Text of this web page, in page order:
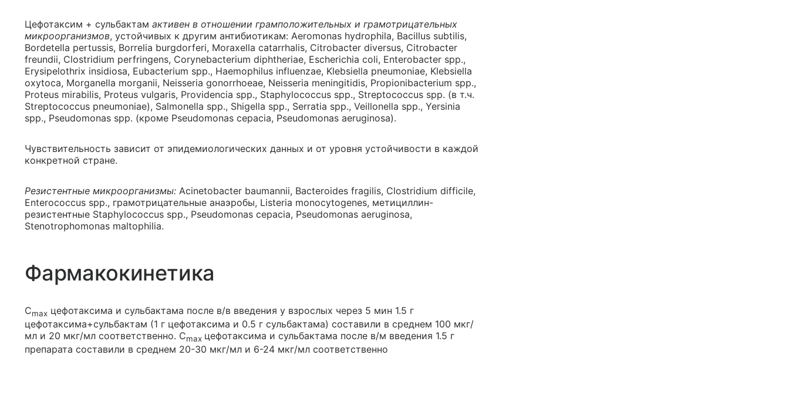
Цефотаксим + сульбактам активен в отношении грамположительных и грамотрицательных
микроорганизмов, устойчивых к другим антибиотикам: Aeromonas hydrophila, Bacillus subtilis,
Bordetella pertussis, Borrelia burgdorferi, Moraxella catarrhalis, Citrobacter diversus, Citrobacter
freundii, Clostridium perfringens, Corynebacterium diphtheriae, Escherichia coli, Enterobacter spp.,
Erysipelothrix insidiosa, Eubacterium spp., Haemophilus influenzae, Klebsiella pneumoniae, Klebsiella
oxytoca, Morganella morganii, Neisseria gonorrhoeae, Neisseria meningitidis, Propionibacterium spp.,
Proteus mirabilis, Proteus vulgaris, Providencia spp., Staphylococcus spp., Streptococcus spp. (в т.ч.
Streptococcus pneumoniae), Salmonella spp., Shigella spp., Serratia spp., Veillonella spp., Yersinia
spp., Pseudomonas spp. (кроме Pseudomonas cepacia, Pseudomonas aeruginosa).
Чувствительность зависит от эпидемиологических данных и от уровня устойчивости в каждой
конкретной стране.
Резистентные микроорганизмы: Acinetobacter baumannii, Bacteroides fragilis, Clostridium difficile,
Enterococcus spp., грамотрицательные анаэробы, Listeria monocytogenes, метициллин-
резистентные Staphylococcus spp., Pseudomonas cepacia, Pseudomonas aeruginosa,
Stenotrophomonas maltophilia.
Фармакокинетика
Cmax цефотаксима и сульбактама после в/в введения у взрослых через 5 мин 1.5 г
цефотаксима+сульбактам (1 г цефотаксима и 0.5 г сульбактама) составили в среднем 100 мкг/
мл и 20 мкг/мл соответственно. Сmax цефотаксима и сульбактама после в/м введения 1.5 г
препарата составили в среднем 20-30 мкг/мл и 6-24 мкг/мл соответственно